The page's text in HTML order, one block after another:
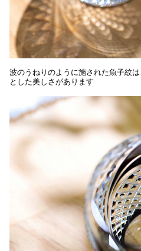
波のうねりのように施された魚子紋
とした美しさがあります